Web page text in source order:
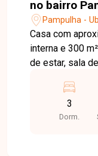
no bairro
Pampulha -
Casa com
interna e 300
de estar, sala
despensa,
vagas de
móveis
3
Dorm.